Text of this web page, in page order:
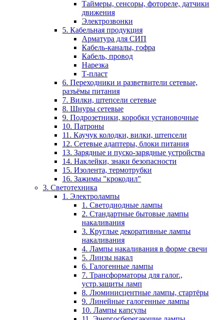
Таймеры, сенсоры, фотореле, датчики
движения
Электрозвонки
5. Кабельная продукция
Арматура для СИП
Кабель-каналы, гофра
Кабель, провод
Нарезка
Т-пласт
6. Переходники и разветвители сетевые,
разъёмы питания
7. Вилки, штепсели сетевые
8. Шнуры сетевые
9. Подрозетники, коробки установочные
10. Патроны
11. Каучук колодки, вилки, штепсели
12. Сетевые адаптеры, блоки питания
13. Зарядные и пуско-зарядные устройства
14. Наклейки, знаки безопасности
15. Изолента, термотрубки
16. Зажимы "крокодил"
3. Светотехника
1. Электролампы
1. Светодиодные лампы
2. Стандартные бытовые лампы
накаливания
3. Круглые декоративные лампы
накаливания
4. Лампы накаливания в форме свечи
5. Линзы накал
6. Галогенные лампы
7. Трансформаторы для галог.,
устр.защиты ламп
8. Люминисцентные лампы, стартёры
9. Линейные галогенные лампы
10. Лампы капсулы